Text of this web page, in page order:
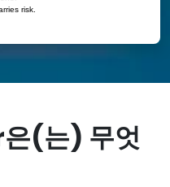
(는) 무엇